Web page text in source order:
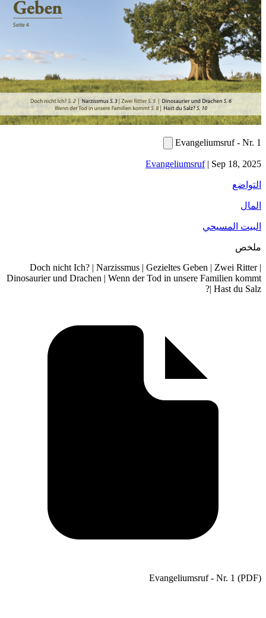
Evangeliumsruf - Nr. 1
Evangeliumsruf |Sep 18, 2025
التواضع
المال
البيت المسيحي
ملخص
Doch nicht Ich? | Narzissmus | Gezieltes Geben | Zwei Ritter |
Dinosaurier und Drachen | Wenn der Tod in unsere Familien kommt
| Hast du Salz?
Evangeliumsruf - Nr. 1 (PDF)